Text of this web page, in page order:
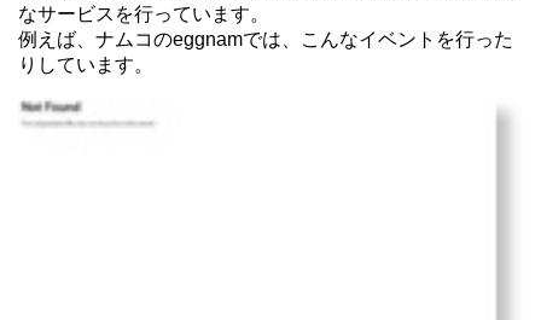
なサービスを行っています。
例えば、ナムコのeggnamでは、こんなイベントを行った
りしています。